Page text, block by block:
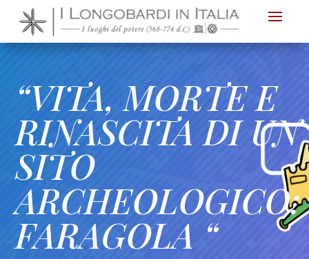
Nota:
questo
sito
include
sistema
accessibilità.
“VITA, MORTE E
RINASCITA DI UN
SITO
ARCHEOLOGICO:
FARAGOLA “